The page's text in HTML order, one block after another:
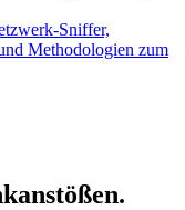
Sniffer,
Methodologien zum